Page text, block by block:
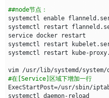
##node节点：
systemctl enable
#在[Service]区域下增加一行
ExecStartPost=